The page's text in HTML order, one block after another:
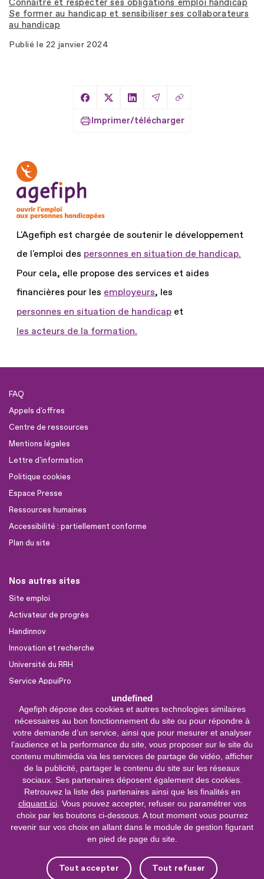
undefined
Agefiph dépose des cookies et autres technologies similaires
nécessaires au bon fonctionnement du site ou pour répondre à
votre demande d’un service, ainsi que pour mesurer et analyser
l’audience et la performance du site, vous proposer sur le site du
contenu multimédia via les services de partage de vidéo, afficher
de la publicité, partager le contenu du site sur les réseaux
sociaux. Ses partenaires déposent également des cookies.
Retrouvez la liste des partenaires ainsi que les finalités en
cliquant ici. Vous pouvez accepter, refuser ou paramétrer vos
choix par les boutons ci-dessous. A tout moment vous pourrez
revenir sur vos choix en allant dans le module de gestion figurant
en pied de page du site.
Tout accepter Tout refuser
Connaître et respecter ses obligations emploi handicap
Se former au handicap et sensibiliser ses collaborateurs
au handicap
Publié le 22 janvier 2024
Partager sur Facebook
Partager sur X
Partager sur LinkedIn
Partager par Email
Copier le lien
Imprimer/télécharger
L'Agefiph est chargée de soutenir le développement
de l'emploi des personnes en situation de handicap.
Pour cela, elle propose des services et aides
financières pour les employeurs, les
personnes en situation de handicap et
les acteurs de la formation.
FAQ
Appels d'offres
Centre de ressources
Mentions légales
Lettre d'information
Politique cookies
Espace Presse
Ressources humaines
Accessibilité : partiellement conforme
Plan du site
Nos autres sites
Site emploi
Activateur de progrès
Handinnov
Innovation et recherche
Université du RRH
Service AppuiPro
Nous suivre
Youtube
Linkedin
Facebook
0 800 11 10 09
Service &
appel gratuits
Nous contacter
Plateforme de mise en contact LSF